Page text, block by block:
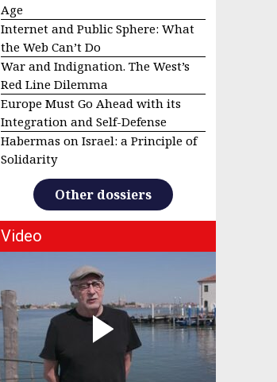
Age
Internet and Public Sphere: What
the Web Can’t Do
War and Indignation. The West’s
Red Line Dilemma
Europe Must Go Ahead with its
Integration and Self-Defense
Habermas on Israel: a Principle of
Solidarity
Other dossiers
Video